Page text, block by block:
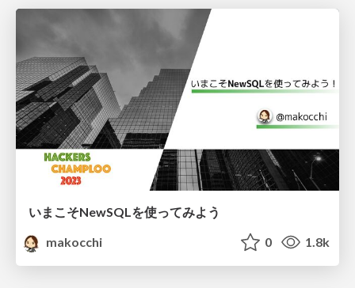
いまこそNewSQLを使ってみよう
makocchi
0 1.8k